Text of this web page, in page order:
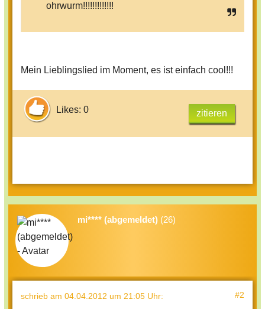
ohrwurm!!!!!!!!!!!!!
Mein Lieblingslied im Moment, es ist einfach cool!!!
Likes: 0 zitieren
mi**** (abgemeldet) (26)
schrieb am 04.04.2012 um 21:05 Uhr: #2